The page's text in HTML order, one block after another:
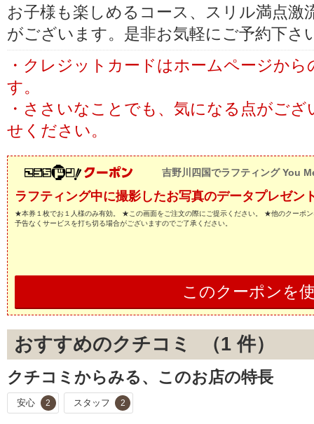
お子様も楽しめるコース、スリル満点激
がございます。是非お気軽にご予約下さ
・クレジットカードはホームページか
す。
・ささいなことでも、気になる点がご
せください。
吉野川四国でラフティング You
ラフティング中に撮影したお写真のデータプレゼン
★本券１枚でお１人様のみ有効。 ★この画面をご注文の際にご提示ください。 ★他のクーポ
予告なくサービスを打ち切る場合がございますのでご了承ください。
このクーポンを
おすすめのクチコミ （1 件）
クチコミからみる、このお店の特長
安心 2 スタッフ 2